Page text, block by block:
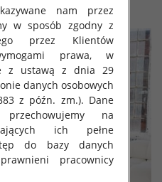
szczegóły
nam przez
w sposób zgodny z
przez Klientów
prawa, w
z ustawą z dnia 29
danych osobowych
z późn. zm.). Dane
na
ich pełne
do bazy danych
pracownicy